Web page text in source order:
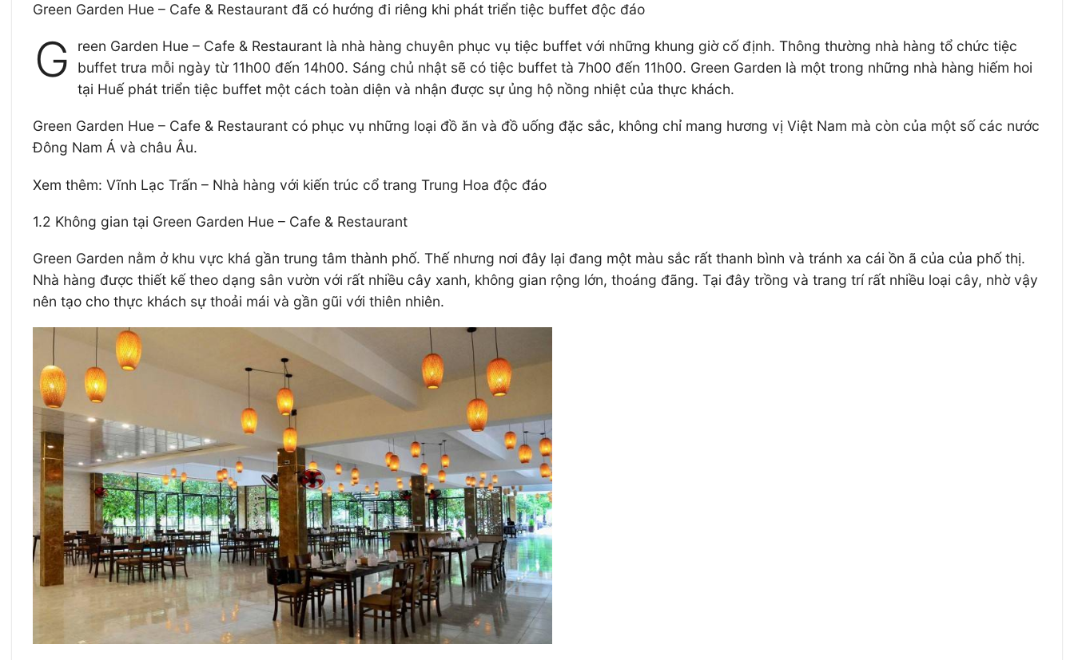
Green Garden Hue – Cafe & Restaurant đã có hướng đi riêng khi phát triển tiệc buffet độc đáo
G
reen Garden Hue – Cafe & Restaurant là nhà hàng chuyên phục vụ tiệc buffet với những khung giờ cố định. Thông thường nhà hàng tổ chức tiệc
buffet trưa mỗi ngày từ 11h00 đến 14h00. Sáng chủ nhật sẽ có tiệc buffet tà 7h00 đến 11h00. Green Garden là một trong những nhà hàng hiếm hoi
tại Huế phát triển tiệc buffet một cách toàn diện và nhận được sự ủng hộ nồng nhiệt của thực khách.
Green Garden Hue – Cafe & Restaurant có phục vụ những loại đồ ăn và đồ uống đặc sắc, không chỉ mang hương vị Việt Nam mà còn của một số các nước
Đông Nam Á và châu Âu.
Xem thêm: Vĩnh Lạc Trấn – Nhà hàng với kiến trúc cổ trang Trung Hoa độc đáo
1.2 Không gian tại Green Garden Hue – Cafe & Restaurant
Green Garden nằm ở khu vực khá gần trung tâm thành phố. Thế nhưng nơi đây lại đang một màu sắc rất thanh bình và tránh xa cái ồn ã của của phố thị.
Nhà hàng được thiết kế theo dạng sân vườn với rất nhiều cây xanh, không gian rộng lớn, thoáng đãng. Tại đây trồng và trang trí rất nhiều loại cây, nhờ vậy
nên tạo cho thực khách sự thoải mái và gần gũi với thiên nhiên.